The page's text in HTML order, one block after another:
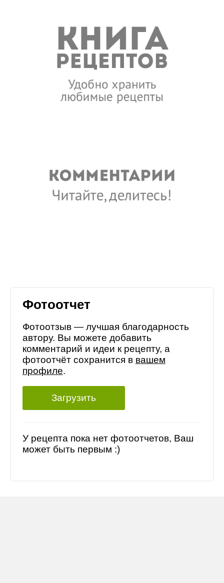
Фотоотчет
Фотоотзыв — лучшая благодарность
автору. Вы можете добавить
комментарий и идеи к рецепту, а
фотоотчёт сохранится в вашем
профиле.
Загрузить
У рецепта пока нет фотоотчетов, Ваш
может быть первым :)